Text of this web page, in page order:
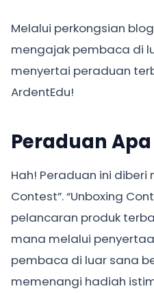
Melalui perkongsian
mengajak pembaca di
menyertai peraduan
ArdentEdu!
Peraduan Apa
Hah! Peraduan ini diberi
Contest”. “Unboxing
pelancaran produk
mana melalui
pembaca di luar sana
memenangi hadiah